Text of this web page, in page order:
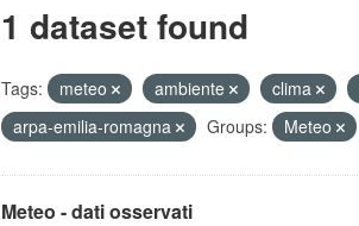
1 dataset found
Tags: meteo ambiente clima
arpa-emilia-romagna
Groups: Meteo
Meteo - dati osservati